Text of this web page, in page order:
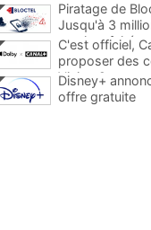
Piratage de
Jusqu'à 3
auraient fuité
C'est officiel,
proposer des
Vision 2
Disney+
offre gratuite